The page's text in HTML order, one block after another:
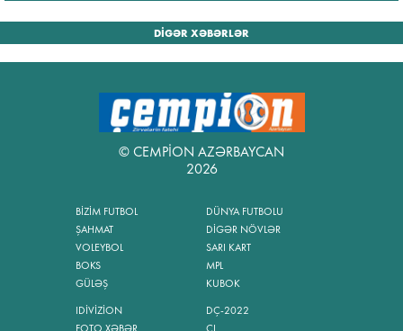
DİGƏR XƏBƏRLƏR
© CEMPİON AZƏRBAYCAN
2026
BİZİM FUTBOL
ŞAHMAT
VOLEYBOL
BOKS
GÜLƏŞ
DÜNYA FUTBOLU
DİGƏR NÖVLƏR
SARI KART
MPL
KUBOK
IDİVİZİON
FOTO XƏBƏR
DÇ-2022
ÇL